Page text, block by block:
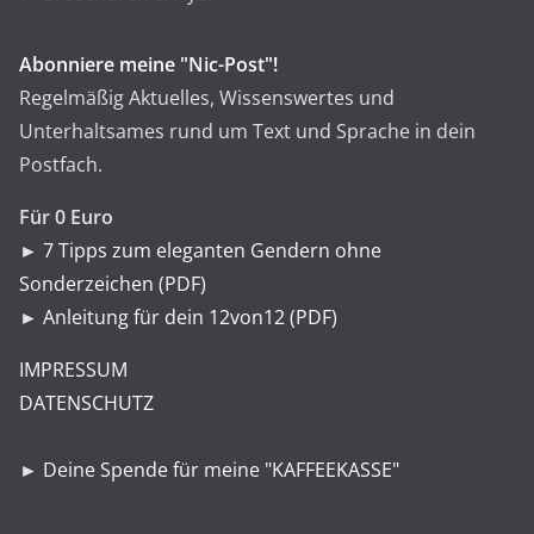
Abonniere meine "Nic-Post"!
Regelmäßig Aktuelles, Wissenswertes und
Unterhaltsames rund um Text und Sprache in dein
Postfach.
Für 0 Euro
► 7 Tipps zum eleganten Gendern ohne
Sonderzeichen (PDF)
► Anleitung für dein 12von12 (PDF)
IMPRESSUM
DATENSCHUTZ
► Deine Spende für meine "KAFFEEKASSE"